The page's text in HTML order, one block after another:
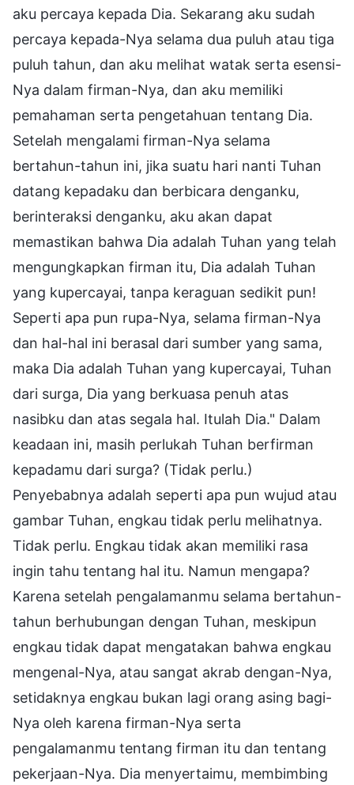
aku percaya kepada Dia. Sekarang aku sudah
percaya kepada-Nya selama dua puluh atau tiga
puluh tahun, dan aku melihat watak serta esensi-
Nya dalam firman-Nya, dan aku memiliki
pemahaman serta pengetahuan tentang Dia.
Setelah mengalami firman-Nya selama
bertahun-tahun ini, jika suatu hari nanti Tuhan
datang kepadaku dan berbicara denganku,
berinteraksi denganku, aku akan dapat
memastikan bahwa Dia adalah Tuhan yang telah
mengungkapkan firman itu, Dia adalah Tuhan
yang kupercayai, tanpa keraguan sedikit pun!
Seperti apa pun rupa-Nya, selama firman-Nya
dan hal-hal ini berasal dari sumber yang sama,
maka Dia adalah Tuhan yang kupercayai, Tuhan
dari surga, Dia yang berkuasa penuh atas
nasibku dan atas segala hal. Itulah Dia." Dalam
keadaan ini, masih perlukah Tuhan berfirman
kepadamu dari surga? (Tidak perlu.)
Penyebabnya adalah seperti apa pun wujud atau
gambar Tuhan, engkau tidak perlu melihatnya.
Tidak perlu. Engkau tidak akan memiliki rasa
ingin tahu tentang hal itu. Namun mengapa?
Karena setelah pengalamanmu selama bertahun-
tahun berhubungan dengan Tuhan, meskipun
engkau tidak dapat mengatakan bahwa engkau
mengenal-Nya, atau sangat akrab dengan-Nya,
setidaknya engkau bukan lagi orang asing bagi-
Nya oleh karena firman-Nya serta
pengalamanmu tentang firman itu dan tentang
pekerjaan-Nya. Dia menyertaimu, membimbing